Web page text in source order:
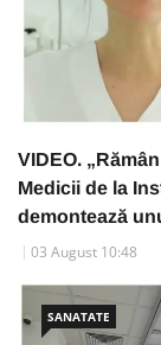
VIDEO.
Medicii de la
demontează
03 August 10:48
SANATATE